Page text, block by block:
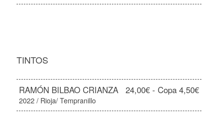
TINTOS
RAMÓN BILBAO CRIANZA 24,00€ - Copa 4,50€
2022 / Rioja/ Tempranillo